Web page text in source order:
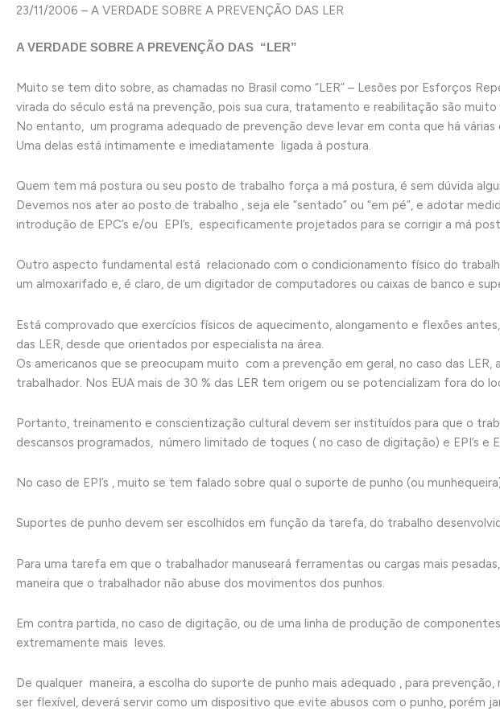
23/11/2006 – A VERDADE SOBRE A PREVENÇÃO DAS LER
A VERDADE SOBRE A PREVENÇÃO DAS “LER”
Muito se tem dito sobre, as chamadas no Brasil como “LER” – Lesões por Esforços
virada do século está na prevenção, pois sua cura, tratamento e reabilitação são
No entanto, um programa adequado de prevenção deve levar em conta que há
Uma delas está intimamente e imediatamente ligada à postura.
Quem tem má postura ou seu posto de trabalho força a má postura, é sem dúvida
Devemos nos ater ao posto de trabalho , seja ele “sentado” ou “em pé”, e adotar
introdução de EPC’s e/ou EPI’s, especificamente projetados para se corrigir a má
Outro aspecto fundamental está relacionado com o condicionamento físico do
um almoxarifado e, é claro, de um digitador de computadores ou caixas de banco e
Está comprovado que exercícios físicos de aquecimento, alongamento e flexões
das LER, desde que orientados por especialista na área.
Os americanos que se preocupam muito com a prevenção em geral, no caso das
trabalhador. Nos EUA mais de 30 % das LER tem origem ou se potencializam fora do
Portanto, treinamento e conscientização cultural devem ser instituídos para que o
descansos programados, número limitado de toques ( no caso de digitação) e EPI’s e
No caso de EPI’s , muito se tem falado sobre qual o suporte de punho (ou
Suportes de punho devem ser escolhidos em função da tarefa, do trabalho
Para uma tarefa em que o trabalhador manuseará ferramentas ou cargas mais
maneira que o trabalhador não abuse dos movimentos dos punhos.
Em contra partida, no caso de digitação, ou de uma linha de produção de
extremamente mais leves.
De qualquer maneira, a escolha do suporte de punho mais adequado , para
ser flexível, deverá servir como um dispositivo que evite abusos com o punho, porém